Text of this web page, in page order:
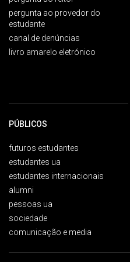
pergunta ao provedor do
estudante
canal de denúncias
livro amarelo eletrónico
PÚBLICOS
futuros estudantes
estudantes ua
estudantes internacionais
alumni
pessoas ua
sociedade
comunicação e media